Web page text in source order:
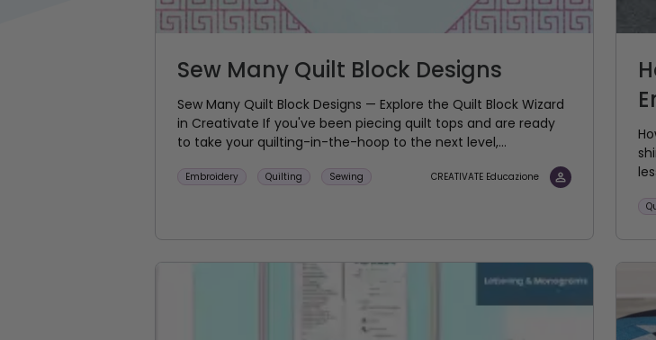
Sew Many Quilt Block Designs
Sew Many Quilt Block Designs — Explore the Quilt Block Wizard
in Creativate If you've been piecing quilt tops and are ready
to take your quilting-in-the-hoop to the next level,...
Embroidery Quilting Sewing CREATIVATE Educazione